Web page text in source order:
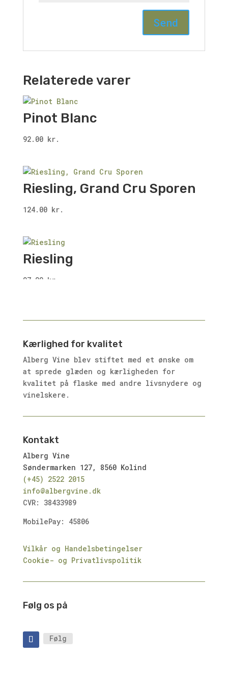
Relaterede varer
Pinot Blanc
92.00 kr.
Riesling, Grand Cru Sporen
124.00 kr.
Riesling
97.00 kr.
Kærlighed for kvalitet
Alberg Vine blev stiftet med et ønske om
at sprede glæden og kærligheden for
kvalitet på flaske med andre livsnydere og
vinelskere.
Kontakt
Alberg Vine
Søndermarken 127, 8560 Kolind
(+45) 2522 2015
info@albergvine.dk
CVR: 38433989
MobilePay: 45806
Vilkår og Handelsbetingelser
Cookie- og Privatlivspolitik
Følg os på
Følg